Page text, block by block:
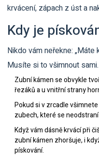
krvácení, zápach z úst a
Kdy je
Nikdo vám neřekne: „Máte
Musíte si to všimnout
Zubní kámen se obvykle
řezáků a u vnitřní strany
Pokud si v zrcadle
zubech, které se
Když vám dásně krvácí při
zubní kámen zhoršuje, i
pískování.